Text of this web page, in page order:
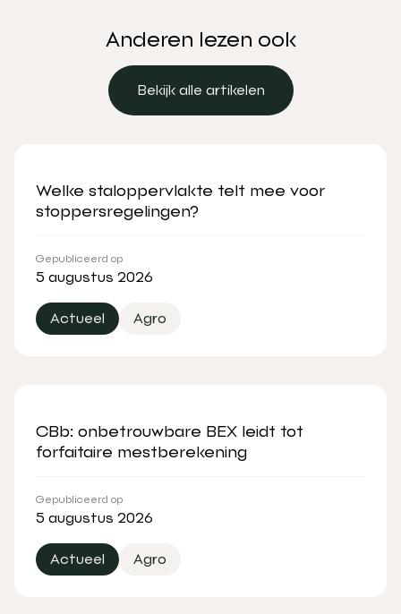
Anderen lezen ook
Bekijk alle artikelen
Welke staloppervlakte telt mee voor
stoppersregelingen?
Gepubliceerd op
5 augustus 2026
Actueel Agro
CBb: onbetrouwbare BEX leidt tot
forfaitaire mestberekening
Gepubliceerd op
5 augustus 2026
Actueel Agro